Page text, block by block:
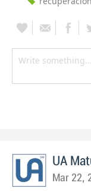
UA
Mar 22,